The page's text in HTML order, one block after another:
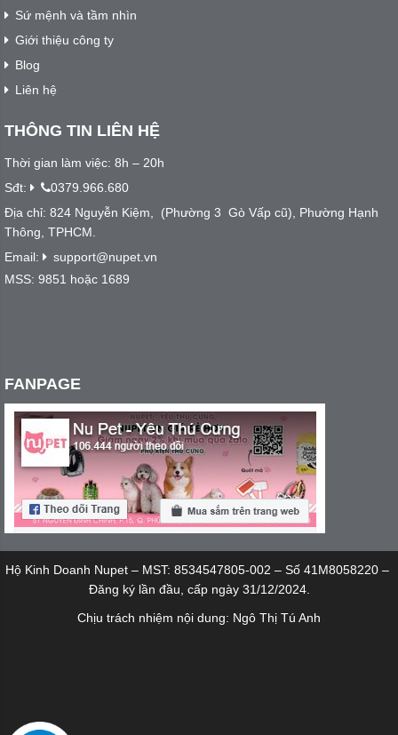
Sứ mệnh và tầm nhìn
Giới thiệu công ty
Blog
Liên hệ
THÔNG TIN LIÊN HỆ
Thời gian làm việc: 8h – 20h
Sđt:
0379.966.680
Địa chỉ: 824 Nguyễn Kiệm, (Phường 3 Gò Vấp cũ), Phường Hạnh
Thông, TPHCM.
Email:
support@nupet.vn
MSS: 9851 hoặc 1689
FANPAGE
Hộ Kinh Doanh Nupet – MST: 8534547805-002 – Số 41M8058220 –
Đăng ký lần đầu, cấp ngày 31/12/2024.
Chịu trách nhiệm nội dung: Ngô Thị Tú Anh